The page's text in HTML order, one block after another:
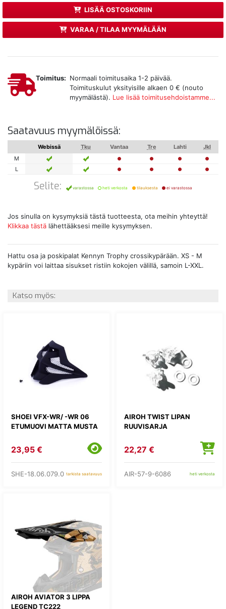
LISÄÄ OSTOSKORIIN
VARAA / TILAA MYYMÄLÄÄN
Toimitus: Normaali toimitusaika 1-2 päivää.
Toimituskulut yksityisille alkaen 0 € (nouto
myymälästä). Lue lisää toimitusehdoistamme...
Saatavuus myymälöissä:
Webissä Tku Vantaa Tre Lahti
Jkl
M
L
Selite: varastossa heti verkosta tilauksesta ei varastossa
Jos sinulla on kysymyksiä tästä tuotteesta, ota meihin yhteyttä!
Klikkaa tästä lähettääksesi meille kysymyksen.
Hattu osa ja poskipalat Kennyn Trophy crossikypärään. XS - M
kypäriin voi laittaa sisukset ristiin kokojen välillä, samoin L-XXL.
Katso myös:
SHOEI VFX-WR/ -WR 06
ETUMUOVI MATTA MUSTA
23,95 €
SHE-18.06.079.0 tarkista saatavuus
AIROH TWIST LIPAN
RUUVISARJA
22,27 €
AIR-57-9-6086 heti verkosta
AIROH AVIATOR 3 LIPPA
LEGEND TC222